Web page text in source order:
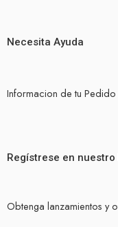
Necesita Ayuda
Informacion de tu
Regístrese en
Obtenga lanzamientos y